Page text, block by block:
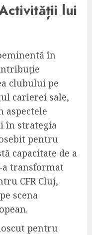
lui
în
clubului pe
carierei sale,
aspectele
în strategia
pentru
capacitate de a
transformat
CFR Cluj,
scena
pentru